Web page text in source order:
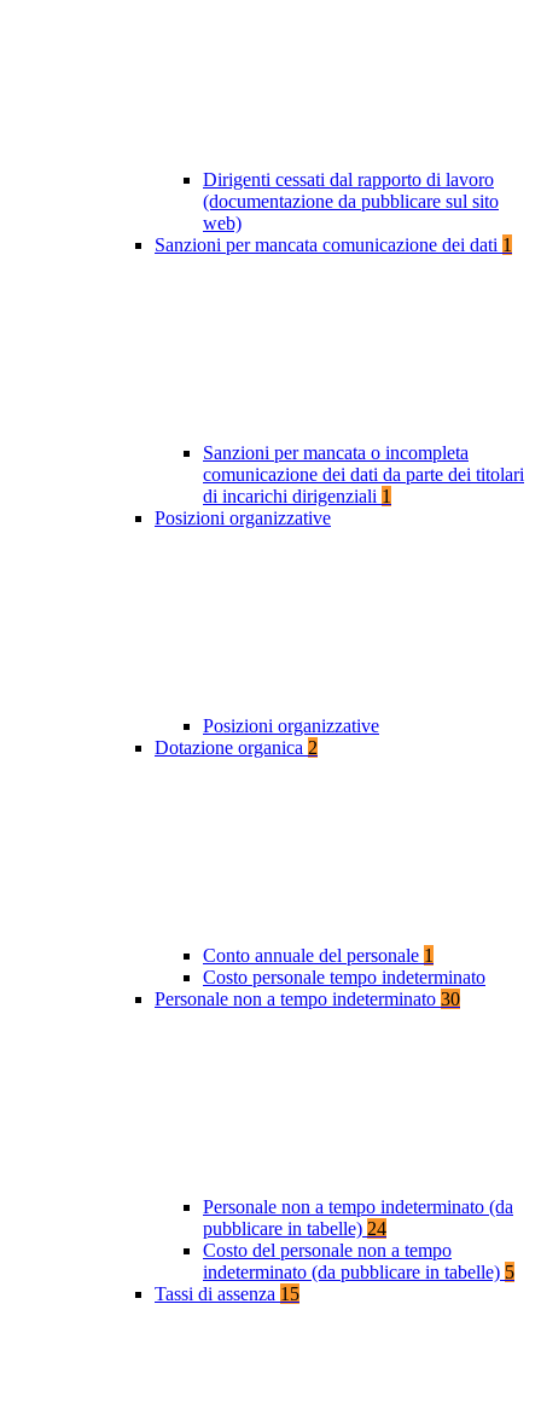
Dirigenti cessati dal rapporto di lavoro
(documentazione da pubblicare sul sito
web)
Sanzioni per mancata comunicazione dei dati 1
Sanzioni per mancata o incompleta
comunicazione dei dati da parte dei titolari
di incarichi dirigenziali 1
Posizioni organizzative
Posizioni organizzative
Dotazione organica 2
Conto annuale del personale 1
Costo personale tempo indeterminato
Personale non a tempo indeterminato 30
Personale non a tempo indeterminato (da
pubblicare in tabelle) 24
Costo del personale non a tempo
indeterminato (da pubblicare in tabelle) 5
Tassi di assenza 15